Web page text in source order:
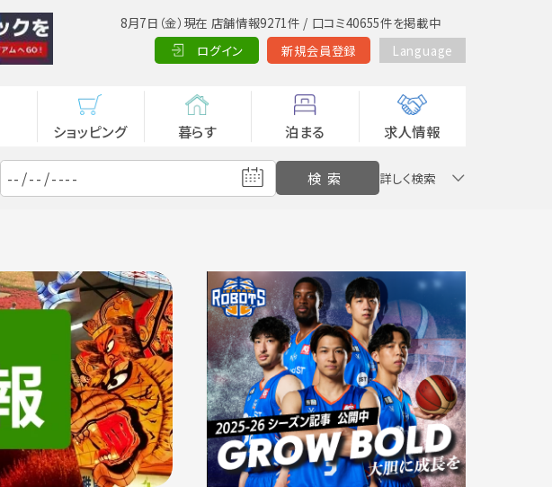
8月7日（金）現在 店舗情報9271件 / 口コミ40655件を掲載中
ログイン
新規会員登録 Language
ショッピング 暮らす 泊まる 求人情報
詳しく検索